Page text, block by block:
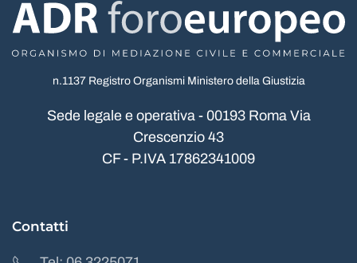
n.1137 Registro Organismi Ministero della Giustizia
Sede legale e operativa - 00193 Roma Via
Crescenzio 43
CF - P.IVA 17862341009
Contatti